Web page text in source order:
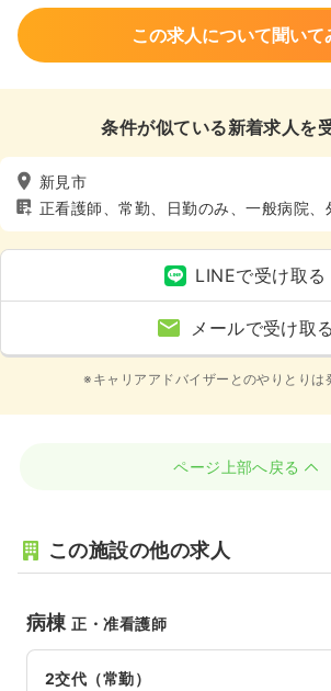
この求人について聞いて
条件が似ている新着求人を
新見市
正看護師、常勤、日勤のみ、一般病院、
LINEで受け取る
メールで受け取る
※キャリアアドバイザーとのやりとりは
ページ上部へ戻る
この施設の他の求人
病棟正・准看護師
2交代（常勤）